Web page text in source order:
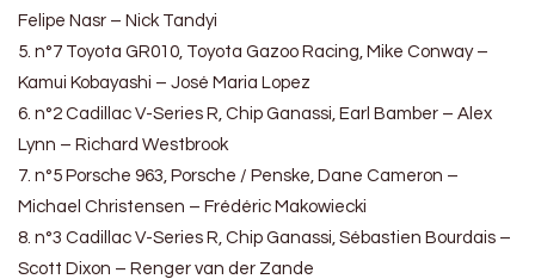
Felipe Nasr – Nick Tandyi
5. n°7 Toyota GR010, Toyota Gazoo Racing, Mike Conway –
Kamui Kobayashi – José Maria Lopez
6. n°2 Cadillac V-Series R, Chip Ganassi, Earl Bamber – Alex
Lynn – Richard Westbrook
7. n°5 Porsche 963, Porsche / Penske, Dane Cameron –
Michael Christensen – Frédéric Makowiecki
8. n°3 Cadillac V-Series R, Chip Ganassi, Sébastien Bourdais –
Scott Dixon – Renger van der Zande